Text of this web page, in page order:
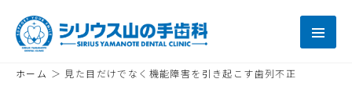
ホーム ＞ 見た目だけでなく機能障害を引き起こす歯列不正